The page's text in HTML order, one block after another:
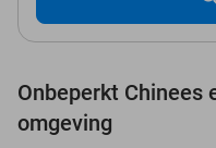
Onbeperkt Chinees
omgeving